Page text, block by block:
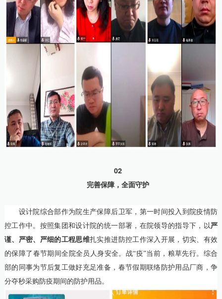
02
完善保障，全面守护
设计院综合部作为院生产保障后卫军，第一时间投入到院疫情防
控工作中。按照集团和设计院的统一部署，在院领导的指导下，以严
谨、严密、严细的工程思维扎实推进防控工作深入开展，切实、有效
的保障了春节期间全院全员人身安全。战“疫”当前，粮草先行。综合
部的同事为节后复工做好充足准备，春节假期联络防护用品厂商，争
分夺秒采购防疫期间的防护用品。